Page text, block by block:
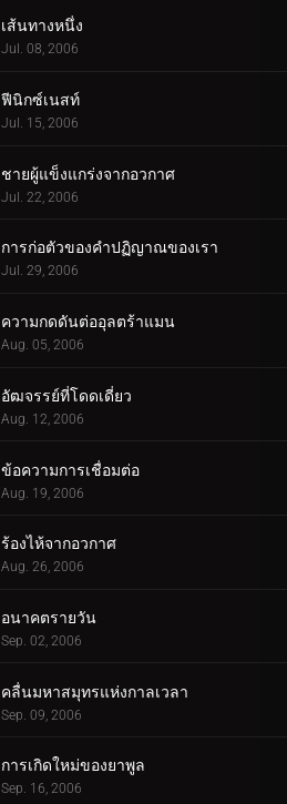
เส้นทางหนึ่ง
Jul. 08, 2006
ฟีนิกซ์เนสท์
Jul. 15, 2006
ชายผู้แข็งแกร่งจากอวกาศ
Jul. 22, 2006
การก่อตัวของคำปฏิญาณของเรา
Jul. 29, 2006
ความกดดันต่ออุลตร้าแมน
Aug. 05, 2006
อัฒจรรย์ที่โดดเดี่ยว
Aug. 12, 2006
ข้อความการเชื่อมต่อ
Aug. 19, 2006
ร้องไห้จากอวกาศ
Aug. 26, 2006
อนาคตรายวัน
Sep. 02, 2006
คลื่นมหาสมุทรแห่งกาลเวลา
Sep. 09, 2006
การเกิดใหม่ของยาพูล
Sep. 16, 2006